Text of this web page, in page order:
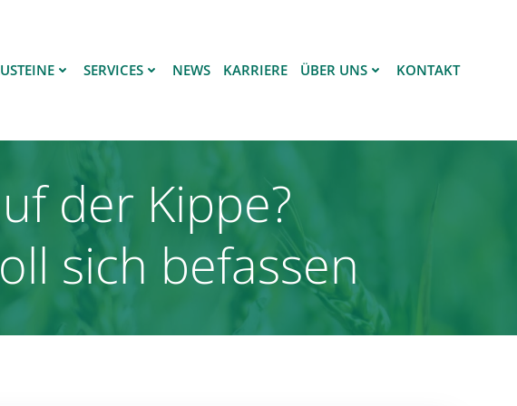
SERVICES NEWS KARRIERE ÜBER UNS KONTAKT
der Kippe?
sich befassen